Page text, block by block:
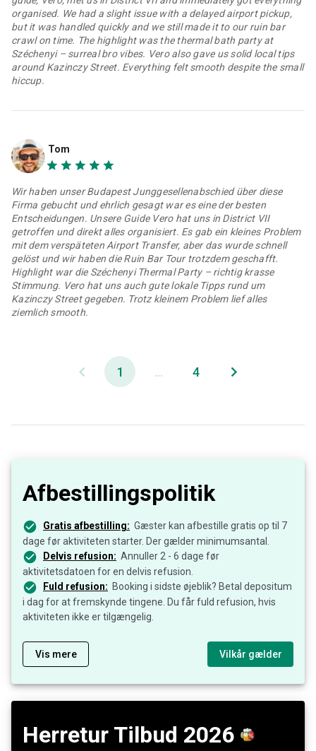
organised. We had a slight issue with a delayed airport pickup,
but it was handled quickly and we still made it to our ruin bar
crawl on time. The highlight was the thermal bath party at
Széchenyi – surreal bro vibes. Vero also gave us solid local tips
around Kazinczy Street. Everything felt smooth despite the small
hiccup.
Tom
Wir haben unser Budapest Junggesellenabschied über diese
Firma gebucht und ehrlich gesagt war es eine der besten
Entscheidungen. Unsere Guide Vero hat uns in District VII
getroffen und direkt alles organisiert. Es gab ein kleines Problem
mit dem verspäteten Airport Transfer, aber das wurde schnell
gelöst und wir haben die Ruin Bar Tour trotzdem geschafft.
Highlight war die Széchenyi Thermal Party – richtig krasse
Stimmung. Vero hat uns auch gute lokale Tipps rund um
Kazinczy Street gegeben. Trotz kleinem Problem lief alles
ziemlich smooth.
1 ... 4
Afbestillingspolitik
Gratis afbestilling: Gæster kan afbestille gratis op til 7
dage før aktiviteten starter. Der gælder minimumsantal.
Delvis refusion: Annuller 2 - 6 dage før
aktivitetsdatoen for en delvis refusion.
Fuld refusion: Booking i sidste øjeblik? Betal depositum
i dag for at fremskynde tingene. Du får fuld refusion, hvis
aktiviteten ikke er tilgængelig.
Vis mere Vilkår gælder
Herretur Tilbud 2026